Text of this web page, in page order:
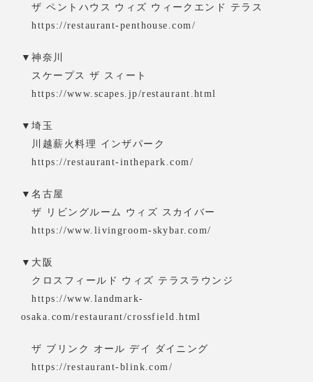
ザ ペントハウス ウィズ ウィークエンド テラス
https://restaurant-penthouse.com/
▼神奈川
スケープス ザ スィート
https://www.scapes.jp/restaurant.html
▼埼玉
川越薪火料理 インザパーク
https://restaurant-inthepark.com/
▼名古屋
ザ リビングルーム ウィズ スカイバー
https://www.livingroom-skybar.com/
▼大阪
クロスフィールド ウィズ テラスラウンジ
https://www.landmark-
osaka.com/restaurant/crossfield.html
ザ ブリンク オール デイ ダイニング
https://restaurant-blink.com/